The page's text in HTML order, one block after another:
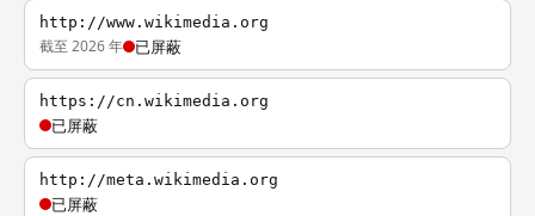
http://www.wikimedia.org
截至 2026 年 已屏蔽
https://cn.wikimedia.org
已屏蔽
http://meta.wikimedia.org
已屏蔽